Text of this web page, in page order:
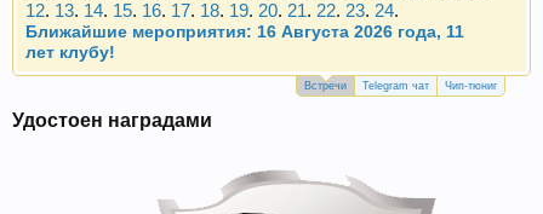
12. 13. 14. 15. 16. 17. 18. 19. 20. 21. 22. 23. 24.
Ближайшие мероприятия: 16 Августа 2026 года, 11
лет клубу!
Внимание, новые участники нашего клуба!
Присоединяйтесь.
Чип-тюнинг (прошивка) дизелей от
Vahmurka
Встречи Telegram чат Чип-тюниг
Удостоен наградами